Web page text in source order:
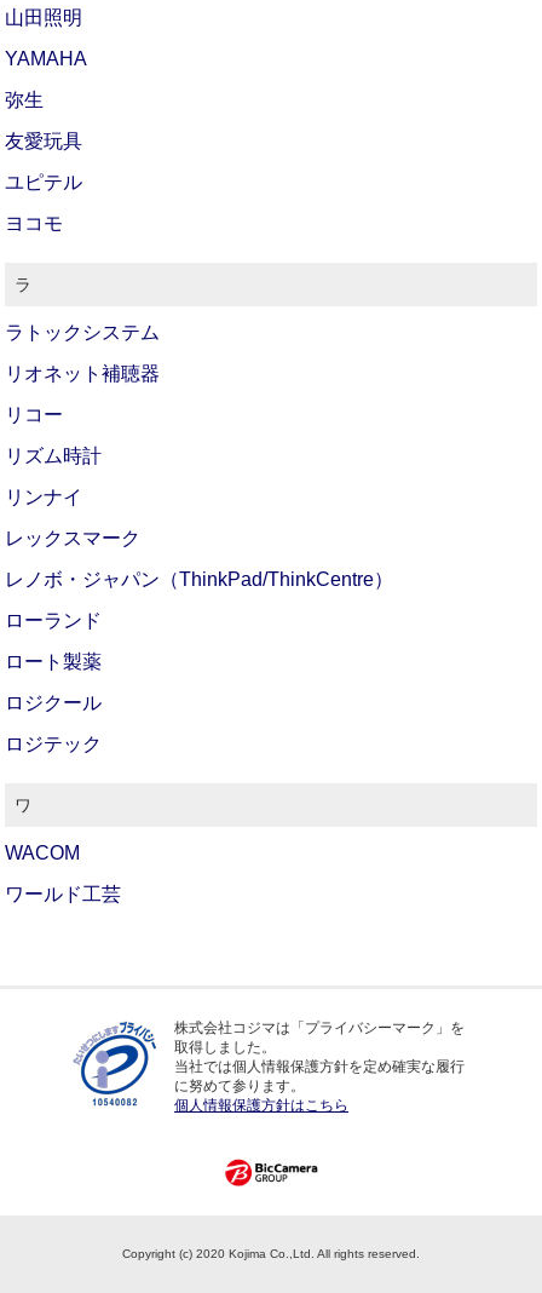
山田照明
YAMAHA
弥生
友愛玩具
ユピテル
ヨコモ
ラ
ラトックシステム
リオネット補聴器
リコー
リズム時計
リンナイ
レックスマーク
レノボ・ジャパン（ThinkPad/ThinkCentre）
ローランド
ロート製薬
ロジクール
ロジテック
ワ
WACOM
ワールド工芸
株式会社コジマは「プライバシーマーク」を
取得しました。
当社では個人情報保護方針を定め確実な履行
に努めて参ります。
個人情報保護方針はこちら
Copyright (c) 2020 Kojima Co.,Ltd. All rights reserved.